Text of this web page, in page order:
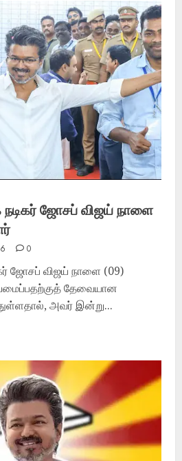
நடிகர் ஜோசப் விஜய் நாளை
0
ஜோசப் விஜய் நாளை (09)
தேவையான
அவர் இன்று...